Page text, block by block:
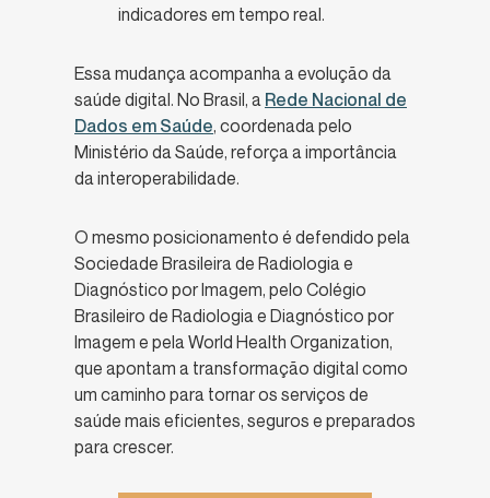
indicadores em tempo real.
Essa mudança acompanha a evolução da
saúde digital. No Brasil, a Rede Nacional de
Dados em Saúde, coordenada pelo
Ministério da Saúde, reforça a importância
da interoperabilidade.
O mesmo posicionamento é defendido pela
Sociedade Brasileira de Radiologia e
Diagnóstico por Imagem, pelo Colégio
Brasileiro de Radiologia e Diagnóstico por
Imagem e pela World Health Organization,
que apontam a transformação digital como
um caminho para tornar os serviços de
saúde mais eficientes, seguros e preparados
para crescer.